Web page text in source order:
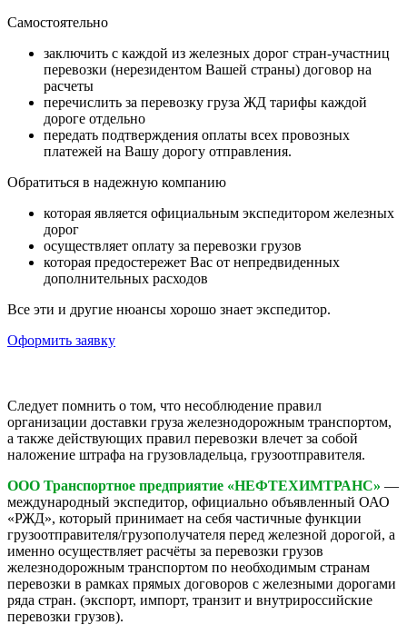
Самостоятельно
заключить с каждой из железных дорог стран-участниц
перевозки (нерезидентом Вашей страны) договор на
расчеты
перечислить за перевозку груза ЖД тарифы каждой
дороге отдельно
передать подтверждения оплаты всех провозных
платежей на Вашу дорогу отправления.
Обратиться в надежную компанию
которая является официальным экспедитором железных
дорог
осуществляет оплату за перевозки грузов
которая предостережет Вас от непредвиденных
дополнительных расходов
Все эти и другие нюансы хорошо знает экспедитор.
Оформить заявку
Следует помнить о том, что несоблюдение правил
организации доставки груза железнодорожным транспортом,
а также действующих правил перевозки влечет за собой
наложение штрафа на грузовладельца, грузоотправителя.
ООО Транспортное предприятие «НЕФТЕХИМТРАНС» —
международный экспедитор, официально объявленный ОАО
«РЖД», который принимает на себя частичные функции
грузоотправителя/грузополучателя перед железной дорогой, а
именно осуществляет расчёты за перевозки грузов
железнодорожным транспортом по необходимым странам
перевозки в рамках прямых договоров с железными дорогами
ряда стран. (экспорт, импорт, транзит и внутрироссийские
перевозки грузов).